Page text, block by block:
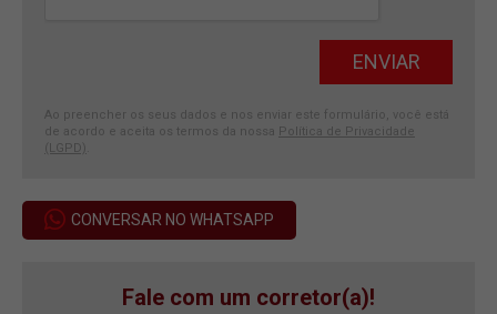
Ao preencher os seus dados e nos enviar este formulário, você está
de acordo e aceita os termos da nossa Política de Privacidade
(LGPD)
CONVERSAR NO WHATSAPP
Fale com um corretor(a)!